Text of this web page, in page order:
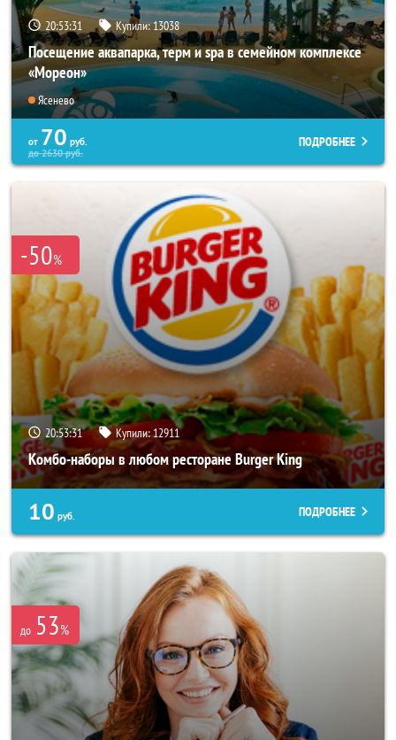
20:53:27 Купили:13038
Посещение аквапарка, терм и spa в семейном комплексе
«Мореон»
Ясенево
от 70 руб.
до2630руб.
ПОДРОБНЕЕ
-50%
20:53:27 Купили:12911
Комбо-наборы в любом ресторане Burger King
10 руб. ПОДРОБНЕЕ
до 53%